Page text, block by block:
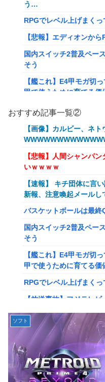
う…
RPGでレベル上げまく
【悲報】エディオンか
国内スイッチ2普及ペー
そう
【艦これ】E4甲モガ切
甲で使うために育てる価
RPGでレベル上げまくっ
【艦これ】でもイベン
てクソだわ！
【衝撃】葬儀屋「火葬
主「直葬で(即答)」→結
イーロン・マスク「中
てるだけ」
【画像】このLINEでな
はモテない奴確定らし
な？？？？？？？
【動画】高校生さん、文
りあがり←なんかどっ
【NGS】LG5「レアレ
【アプグレも約束】
【ｗ】長年育てやっと
『ゼルダの伝説』ゼルダ
相手と子孫を残してる
韓国人「英メディアや海
巡る過去の不祥事を報
機‥」
おすすめ記事一覧②
【画像】カルビー、ネ
【悲報】人間シャンパ
いｗｗｗｗ
【速報】 キチ団体に言
新報、注意喚起メール
バスケットボールは最終
国内スイッチ2普及ペー
そう
【艦これ】E4甲モガ切
甲で使うために育てる価
RPGでレベル上げまく
【放送事故】フジテレ
【悲報】坂口杏里を家に
【悲報】女性配信者「
かるの？」
【画像】20年前のAV、
ソフト